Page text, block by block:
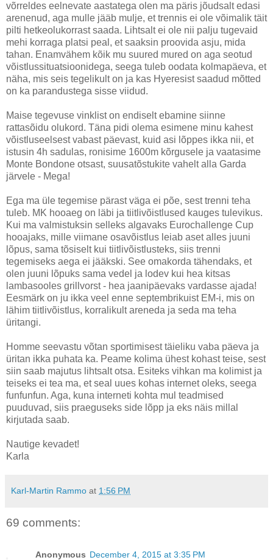
võrreldes eelnevate aastatega olen ma päris jõudsalt edasi
arenenud, aga mulle jääb mulje, et trennis ei ole võimalik täit
pilti hetkeolukorrast saada. Lihtsalt ei ole nii palju tugevaid
mehi korraga platsi peal, et saaksin proovida asju, mida
tahan. Enamvähem kõik mu suured mured on aga seotud
võistlussituatsioonidega, seega tuleb oodata kolmapäeva, et
näha, mis seis tegelikult on ja kas Hyeresist saadud mõtted
on ka parandustega sisse viidud.
Maise tegevuse vinklist on endiselt ebamine siinne
rattasõidu olukord. Täna pidi olema esimene minu kahest
võistluseelsest vabast päevast, kuid asi lõppes ikka nii, et
istusin 4h sadulas, ronisime 1600m kõrgusele ja vaatasime
Monte Bondone otsast, suusatõstukite vahelt alla Garda
järvele - Mega!
Ega ma üle tegemise pärast väga ei põe, sest trenni teha
tuleb. MK hooaeg on läbi ja tiitlivõistlused kauges tulevikus.
Kui ma valmistuksin selleks algavaks Eurochallenge Cup
hooajaks, mille viimane osavõistlus leiab aset alles juuni
lõpus, sama tõsiselt kui tiitlivõistlusteks, siis trenni
tegemiseks aega ei jääkski. See omakorda tähendaks, et
olen juuni lõpuks sama vedel ja lodev kui hea kitsas
lambasooles grillvorst - hea jaanipäevaks vardasse ajada!
Eesmärk on ju ikka veel enne septembrikuist EM-i, mis on
lähim tiitlivõistlus, korralikult areneda ja seda ma teha
üritangi.
Homme seevastu võtan sportimisest täieliku vaba päeva ja
üritan ikka puhata ka. Peame kolima ühest kohast teise, sest
siin saab majutus lihtsalt otsa. Esiteks vihkan ma kolimist ja
teiseks ei tea ma, et seal uues kohas internet oleks, seega
funfunfun. Aga, kuna interneti kohta mul teadmised
puuduvad, siis praeguseks side lõpp ja eks näis millal
kirjutada saab.
Nautige kevadet!
Karla
Karl-Martin Rammo at 1:56 PM
69 comments:
Anonymous December 4, 2015 at 3:35 PM